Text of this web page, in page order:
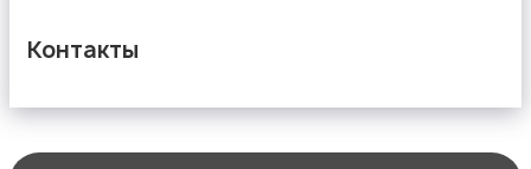
Контакты